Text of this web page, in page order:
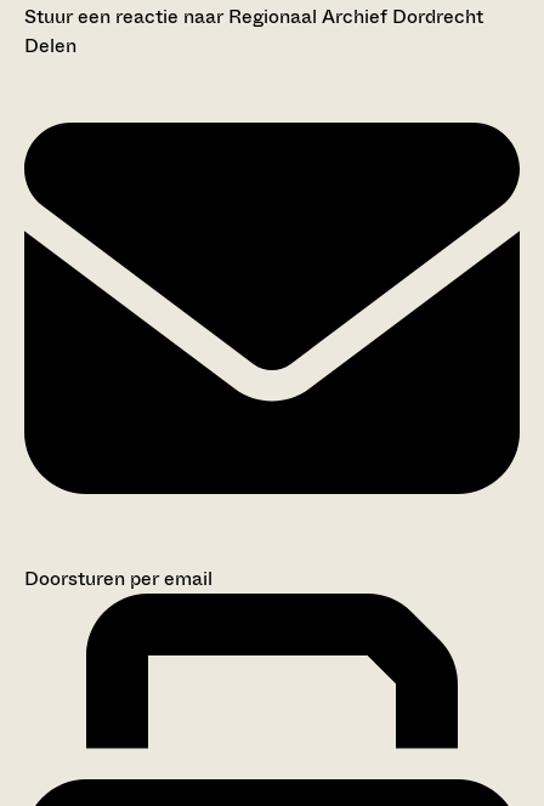
Stuur een reactie naar Regionaal Archief Dordrecht
Delen
Doorsturen per email